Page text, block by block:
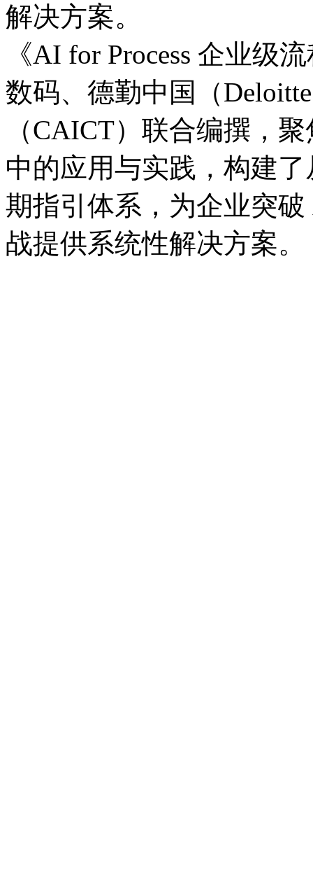
解决方案。
《AI for Process 企业级
数码、德勤中国（
（CAICT）联合编撰
中的应用与实践，构
期指引体系，为企业突
战提供系统性解决方案。